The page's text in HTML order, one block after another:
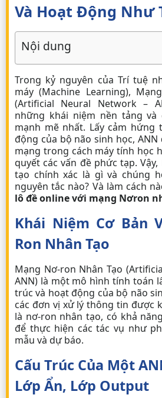
Và Hoạt Động Như
Nội dung
Trong kỷ nguyên của Trí tuệ
máy (Machine Learning),
(Artificial Neural Network –
những khái niệm nền tảng
mạnh mẽ nhất. Lấy cảm hứng
động của bộ não sinh học, ANN
mạng trong cách máy tính học
quyết các vấn đề phức tạp.
tạo chính xác là gì và chúng
nguyên tắc nào? Và làm cách
lô đề online với mạng Nơron
Khái Niệm Cơ Bản
Ron Nhân Tạo
Mạng Nơ-ron Nhân Tạo
ANN) là một mô hình tính toán
trúc và hoạt động của bộ não
các đơn vị xử lý thông tin được
là nơ-ron nhân tạo, có khả
để thực hiện các tác vụ như
mẫu và dự báo.
Cấu Trúc Của Một
Lớp Ẩn, Lớp Output